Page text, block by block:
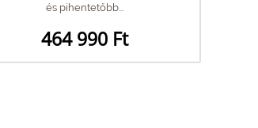
és pihentetőbb...
464 990 Ft